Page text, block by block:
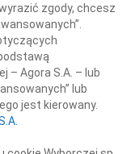
Czarnota 17.07.2026
ten, kto trwa w pamięci
Rzeszów
Jerzemu
17.06.2026
smutkiem i niedowierzaniem...
n. med. Mai Ptasiewicz
zgody, chcesz
– Agora S.A. – lub
lub
jest kierowany.